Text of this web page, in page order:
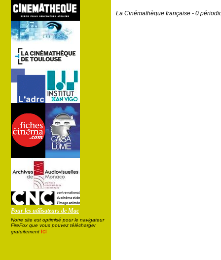
Pour les utilisateurs de Mac
Notre site est optimisé pour le navigateur
FireFox que vous pouvez télécharger
gratuitement ici
La Cinémathèque française - 0